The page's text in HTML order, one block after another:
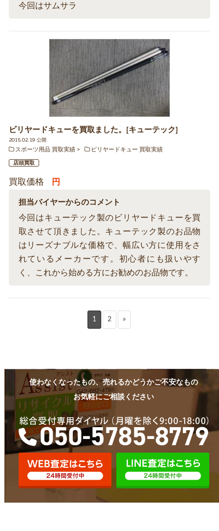
今回はサムサラ
ビリヤードキューを買取ました。[キューテック]
2015.02.19 公開
スポーツ用品 買取実績
ビリヤードキュー 買取実績
店頭買取
買取価格 円
担当バイヤーからのコメント
今回はキューテック製のビリヤードキューを買
取させて頂きました。キューテック製のお品物
はリーズナブルな価格で、幅広い方に使用をさ
れているメーカーです。初心者にも扱いやす
く、これから始める方にお勧めのお品物です。
1 2 »
使わなくなったもの、売れるかどうかご不安なもの
お気軽にご相談ください